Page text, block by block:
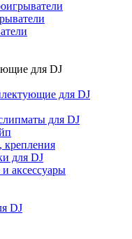
для DJ
для DJ
для DJ
крепления
для DJ
аксессуары
DJ